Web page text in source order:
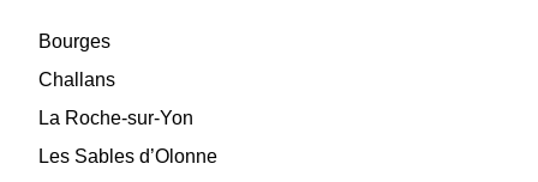
Bourges
Challans
La Roche-sur-Yon
Les Sables d’Olonne